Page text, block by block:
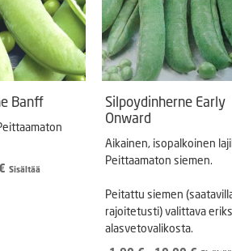
Banff
€ Hintaluokka:
Sisältää
Silpoydinherne Early
Onward
Aikainen, isopalkoinen
Peittaamaton siemen.
Peitattu siemen
rajoitetusti) valittava
alasvetovalikosta.